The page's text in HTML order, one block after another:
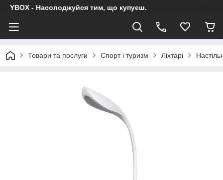
YBOX - Насолоджуйся тим, що купуєш.
Товари та послуги Спорт і туризм Ліхтарі